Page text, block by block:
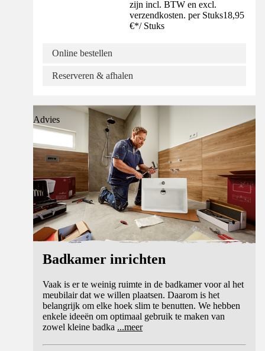
zijn incl. BTW en excl.
verzendkosten. per Stuks18,95
€*/ Stuks
Online bestellen
Reserveren & afhalen
Advies
Badkamer inrichten
Vaak is er te weinig ruimte in de badkamer voor al het
meubilair dat we willen plaatsen. Daarom is het
belangrijk om elke hoek slim te benutten. We hebben
enkele ideeën om optimaal gebruik te maken van
zowel kleine badka ...meer